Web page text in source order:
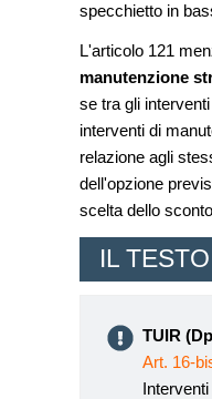
specchietto in
L'articolo 121
manutenzione
se tra gli
interventi di
relazione agli
dell'opzione
scelta dello
IL
TUIR
Art. 16-